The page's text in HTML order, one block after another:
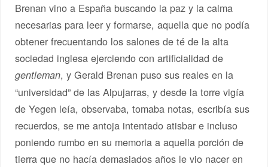
Brenan vino a España buscando la paz y la calma
necesarias para leer y formarse, aquella que no podía
obtener frecuentando los salones de té de la alta
sociedad inglesa ejerciendo con artificialidad de
gentleman, y Gerald Brenan puso sus reales en la
“universidad” de las Alpujarras, y desde la torre vigía
de Yegen leía, observaba, tomaba notas, escribía sus
recuerdos, se me antoja intentado atisbar e incluso
poniendo rumbo en su memoria a aquella porción de
tierra que no hacía demasiados años le vio nacer en